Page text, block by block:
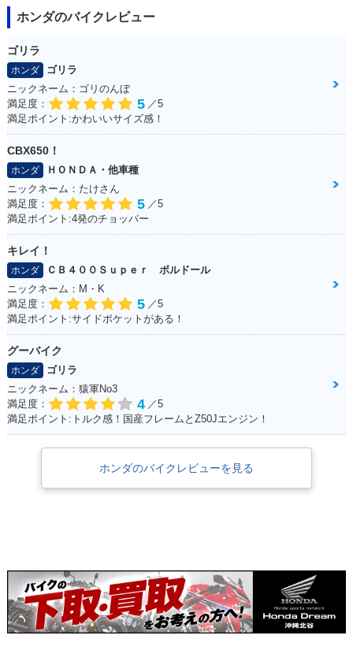
ホンダのバイクレビュー
ゴリラ
ホンダ
ゴリラ
ニックネーム：ゴリのんぼ
満足度：
5 ／5
満足ポイント:かわいいサイズ感！
CBX650！
ホンダ
ＨＯＮＤＡ・他車種
ニックネーム：たけさん
満足度：
5 ／5
満足ポイント:4発のチョッパー
キレイ！
ホンダ
ＣＢ４００Ｓｕｐｅｒ ボルドール
ニックネーム：M・K
満足度：
5 ／5
満足ポイント:サイドポケットがある！
グーバイク
ホンダ
ゴリラ
ニックネーム：猿軍No3
満足度：
4 ／5
満足ポイント:トルク感！国産フレームとZ50Jエンジン！
ホンダのバイクレビューを見る